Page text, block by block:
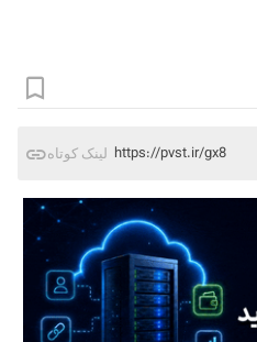
لینک کوتاه https://pvst.ir/gx8